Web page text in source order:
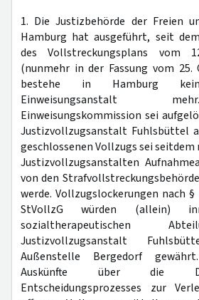
1. Die Justizbehörde der Freien
Hamburg hat ausgeführt, seit
des Vollstreckungsplans vom
(nunmehr in der Fassung vom 25.
bestehe in Hamburg
Einweisungsanstalt
Einweisungskommission sei
Justizvollzugsanstalt Fuhlsbüttel
geschlossenen Vollzugs sei seitdem
Justizvollzugsanstalten
von den
werde. Vollzugslockerungen nach §
StVollzG würden (allein)
sozialtherapeutischen
Justizvollzugsanstalt
Außenstelle Bergedorf
Auskünfte über die
Entscheidungsprozesses zur